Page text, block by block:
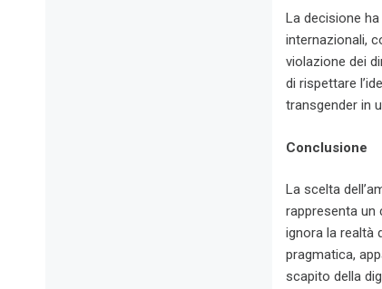
La decisione
internazionali,
violazione dei
di rispettare
transgender in
Conclusione
La scelta
rappresenta un
ignora la realtà
pragmatica,
scapito della